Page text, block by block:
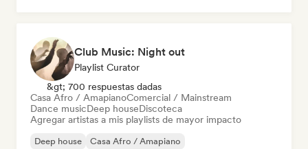
Club Music: Night out
Playlist Curator
&gt; 700 respuestas dadas
Casa Afro / AmapianoComercial / Mainstream
Dance musicDeep houseDiscoteca
Agregar artistas a mis playlists de mayor impacto
Deep house
Casa Afro / Amapiano